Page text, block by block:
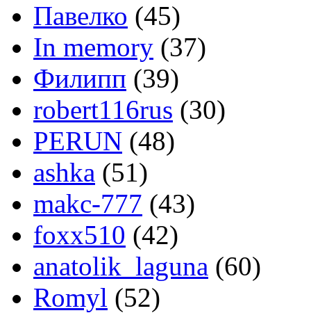
Павелко (45)
In memory (37)
Филипп (39)
robert116rus (30)
PERUN (48)
ashka (51)
makc-777 (43)
foxx510 (42)
anatolik_laguna (60)
Romyl (52)